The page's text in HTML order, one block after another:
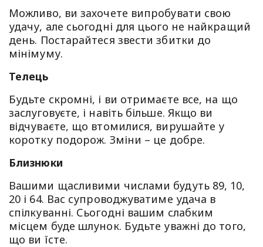
Можливо, ви захочете випробувати свою
удачу, але сьогодні для цього не найкращий
день. Постарайтеся звести збитки до
мінімуму.
Телець
Будьте скромні, і ви отримаєте все, на що
заслуговуєте, і навіть більше. Якщо ви
відчуваєте, що втомилися, вирушайте у
коротку подорож. Зміни – це добре.
Близнюки
Вашими щасливими числами будуть 89, 10,
20 і 64. Вас супроводжуватиме удача в
спілкуванні. Сьогодні вашим слабким
місцем буде шлунок. Будьте уважні до того,
що ви їсте.